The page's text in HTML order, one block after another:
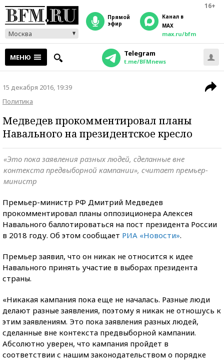
16+
Москва
прямой
эфир
Канал в
MAX
max.ru/bfm
МЕНЮ Telegram
t.me/BFMnews
15 декабря 2016, 19:39
Политика
Медведев прокомментировал планы
Навального на президентское кресло
«Это пока заявления разных людей, сделанные вне
контекста предвыборной кампании», считает премьер-
министр
Премьер-министр РФ Дмитрий Медведев
прокомментировал планы оппозиционера Алексея
Навального баллотироваться на пост президента России
в 2018 году. Об этом сообщает РИА «Новости».
Премьер заявил, что он никак не относится к идее
Навального принять участие в выборах президента
страны.
«Никакая кампания пока еще не началась. Разные люди
делают разные заявления, поэтому я никак не отношусь к
этим заявлениям. Это пока заявления разных людей,
сделанные вне контекста предвыборной кампании.
Абсолютно уверен, что кампания пройдет в
соответствии с нашим законодательством о порядке